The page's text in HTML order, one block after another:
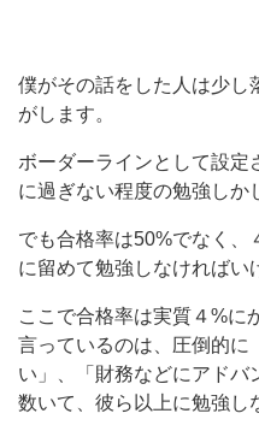
僕がその話をした人は少し
がします。
ボーダーラインとして設定
に過ぎない程度の勉強しか
でも合格率は50%でなく、
に留めて勉強しなければい
ここで合格率は実質４%に
言っているのは、圧倒的に
い」、「財務などにアドバ
数いて、彼ら以上に勉強し